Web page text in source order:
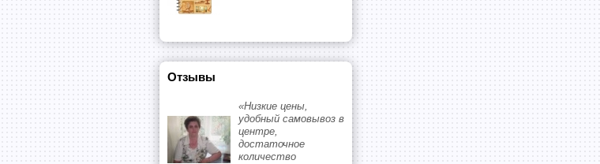
Отзывы
«Низкие цены,
удобный самовывоз в
центре,
достаточное
количество